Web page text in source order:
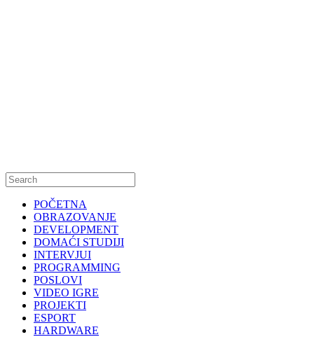
POČETNA
OBRAZOVANJE
DEVELOPMENT
DOMAĆI STUDIJI
INTERVJUI
PROGRAMMING
POSLOVI
VIDEO IGRE
PROJEKTI
ESPORT
HARDWARE